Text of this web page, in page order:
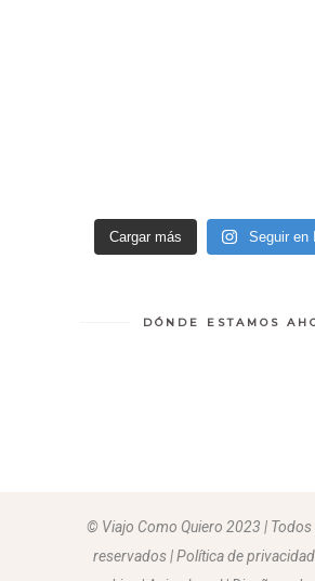
Cargar más Seguir en
DÓNDE ESTAMOS
© Viajo Como Quiero 2023 |
reservados | Política de